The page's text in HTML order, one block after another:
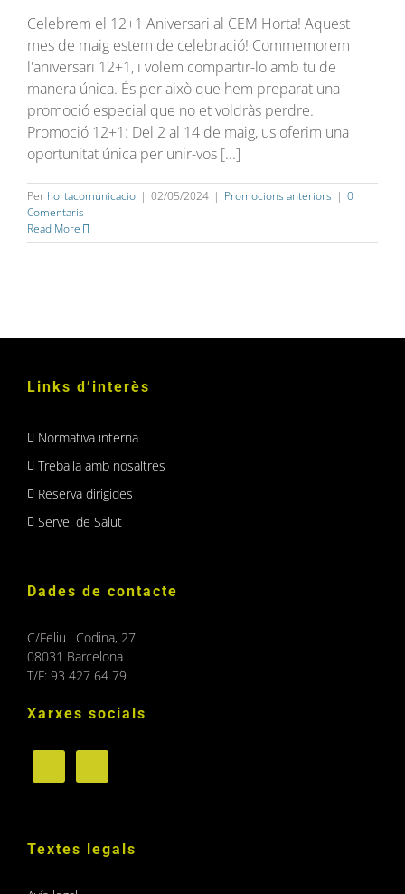
Celebrem el 12+1 Aniversari al CEM Horta! Aquest
mes de maig estem de celebració! Commemorem
l'aniversari 12+1, i volem compartir-lo amb tu de
manera única. És per això que hem preparat una
promoció especial que no et voldràs perdre.
Promoció 12+1: Del 2 al 14 de maig, us oferim una
oportunitat única per unir-vos [...]
Per hortacomunicacio | 02/05/2024 | Promocions anteriors | 0
Comentaris
Read More
Links d’interès
Normativa interna
Treballa amb nosaltres
Reserva dirigides
Servei de Salut
Dades de contacte
C/Feliu i Codina, 27
08031 Barcelona
T/F: 93 427 64 79
Xarxes socials
Textes legals